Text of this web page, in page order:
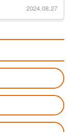
2024.08.27